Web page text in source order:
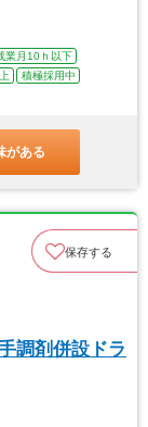
業月10ｈ以下
積極採用中
がある
保存する
調剤併設ドラ